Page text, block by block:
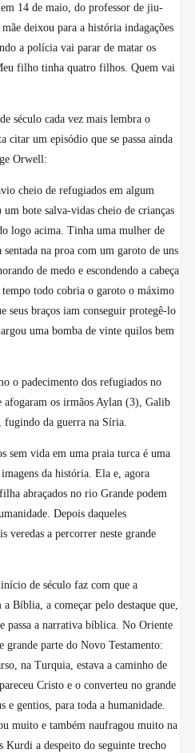
14 de maio, do professor de jiu-
deixou para a história indagações
a polícia vai parar de matar os
filho tinha quatro filhos. Quem vai
século cada vez mais lembra o
citar um episódio que se passa ainda
Orwell:
cheio de refugiados em algum
bote salva-vidas cheio de crianças
logo acima. Tinha uma mulher de
na proa com um garoto de uns
de medo e escondendo a cabeça
todo cobria o garoto o máximo
seus braços iam conseguir protegê-lo
uma bomba de vinte quilos bem
o padecimento dos refugiados no
afogaram os irmãos Aylan (3), Galib
da guerra na Síria.
sem vida em uma praia turca é uma
imagens da história. Ela e, agora
abraçados no rio Grande podem
Depois daqueles
veredas a percorrer neste grande
de século faz com que a
Bíblia, a começar pelo destaque que,
passa a narrativa bíblica. No Oriente
grande parte do Novo Testamento:
na Turquia, estava a caminho de
Cristo e o converteu no grande
e gentios, para toda a humanidade.
muito e também naufragou muito na
Kurdi a despeito do seguinte trecho